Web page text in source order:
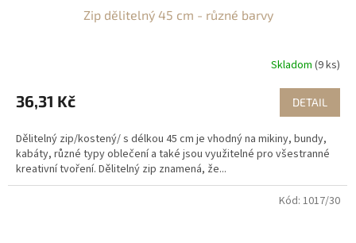
Zip dělitelný 45 cm - různé barvy
Skladom (9 ks)
36,31 Kč DETAIL
Dělitelný zip/kostený/ s délkou 45 cm je vhodný na mikiny, bundy,
kabáty, různé typy oblečení a také jsou využitelné pro všestranné
kreativní tvoření. Dělitelný zip znamená, že...
Kód: 1017/30